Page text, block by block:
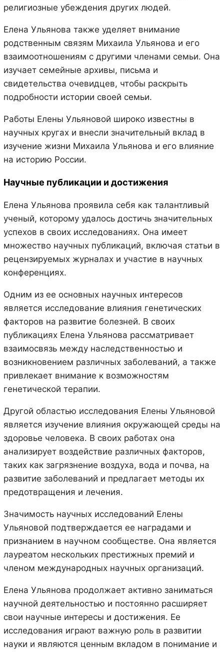
религиозные убеждения других людей.
Елена Ульянова также уделяет внимание
родственным связям Михаила Ульянова и его
взаимоотношениям с другими членами семьи. Она
изучает семейные архивы, письма и
свидетельства очевидцев, чтобы раскрыть
подробности истории своей семьи.
Работы Елены Ульяновой широко известны в
научных кругах и внесли значительный вклад в
изучение жизни Михаила Ульянова и его влияние
на историю России.
Научные публикации и достижения
Елена Ульянова проявила себя как талантливый
ученый, которому удалось достичь значительных
успехов в своих исследованиях. Она имеет
множество научных публикаций, включая статьи в
рецензируемых журналах и участие в научных
конференциях.
Одним из ее основных научных интересов
является исследование влияния генетических
факторов на развитие болезней. В своих
публикациях Елена Ульянова рассматривает
взаимосвязь между наследственностью и
возникновением различных заболеваний, а также
привлекает внимание к возможностям
генетической терапии.
Другой областью исследования Елены Ульяновой
является изучение влияния окружающей среды на
здоровье человека. В своих работах она
анализирует воздействие различных факторов,
таких как загрязнение воздуха, вода и почва, на
развитие заболеваний и предлагает методы их
предотвращения и лечения.
Значимость научных исследований Елены
Ульяновой подтверждается ее наградами и
признанием в научном сообществе. Она является
лауреатом нескольких престижных премий и
членом международных научных организаций.
Елена Ульянова продолжает активно заниматься
научной деятельностью и постоянно расширяет
свои научные интересы и достижения. Ее
исследования играют важную роль в развитии
науки и являются ценным вкладом в понимание и